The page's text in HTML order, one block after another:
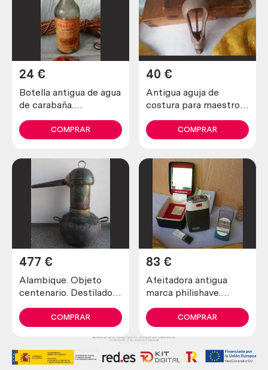
Botella antigua de agua
de carabaña.
24 €
COMPRAR
Antigua aguja de
costura para maestros
Años 30
40 €
COMPRAR
Alambique. Objeto
centenario. Destilador
cobre. 80 litros.
477 €
COMPRAR
Afeitadora antigua
marca philishave.
colección
83 €
COMPRAR